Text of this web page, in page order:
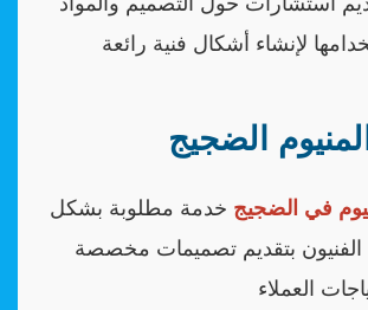
لإنشاء أشكال فنية رائعة
الضجيج
في الضجيج خدمة مطلوبة بشكل
بتقديم تصميمات مخصصة
العملاء